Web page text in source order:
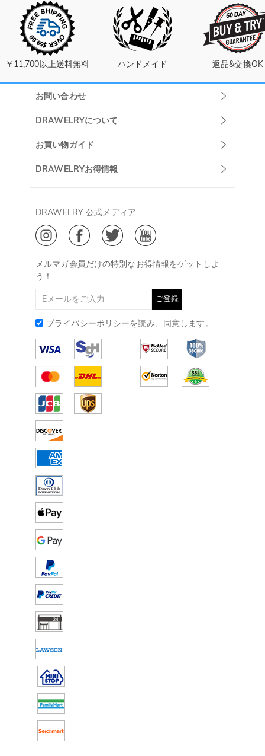
￥11,700以上送料無料 ハンドメイド 返品&交換OK
お問い合わせ
DRAWELRYについて
DRAWELRYについて
ご利用規約
ご特定商取引法に基づく表示
お買い物ガイド
発送について
ジュエリーお手入れ
Drawelry Blog
DRAWELRYお得情報
会員・ポイントについて
メルマガ会員だけの特別なお得情報をゲットしよ
う！
ご登録
プライバシーポリシーを読み、同意します。
DRAWELRY 公式メディア